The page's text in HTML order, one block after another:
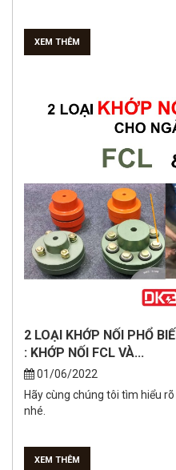
XEM THÊM
2 LOẠI KHỚP NỐI PHỔ
: KHỚP NỐI FCL VÀ...
01/06/2022
Hãy cùng chúng tôi tìm hiểu
nhé.
XEM THÊM